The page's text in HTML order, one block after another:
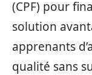
(CPF) pour
solution
apprenants
qualité sans